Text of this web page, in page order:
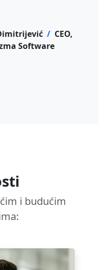
/ CEO,
Software
i budućim